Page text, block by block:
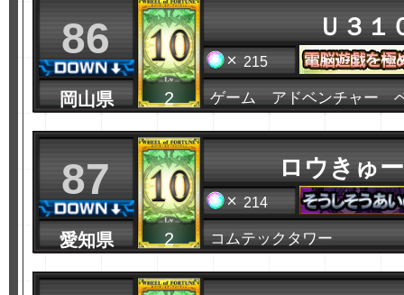
86
岡山県 2
Ｕ３１
215
ゲーム アドベンチャー
87
愛知県 2
ロウきゅ
214
コムテックタワー